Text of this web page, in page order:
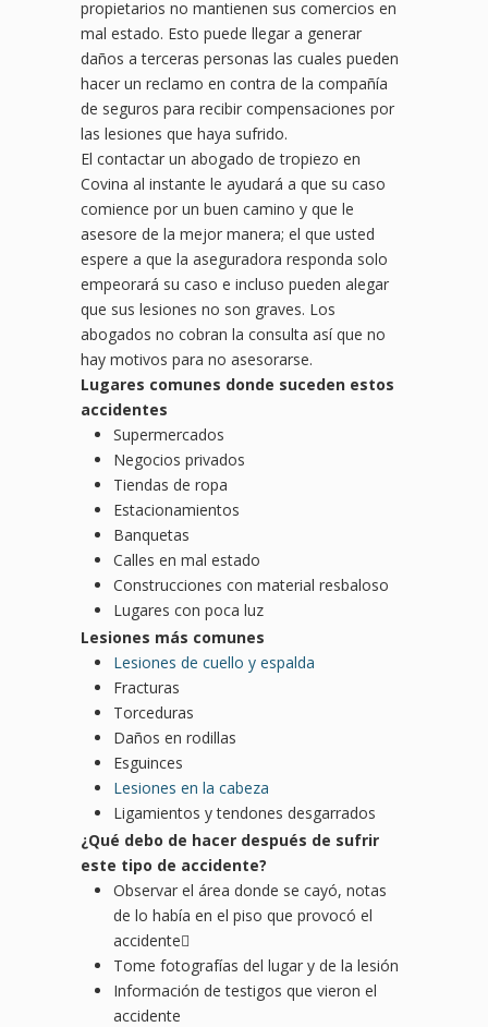
propietarios no mantienen sus comercios en
mal estado. Esto puede llegar a generar
daños a terceras personas las cuales pueden
hacer un reclamo en contra de la compañía
de seguros para recibir compensaciones por
las lesiones que haya sufrido.
El contactar un abogado de tropiezo en
Covina al instante le ayudará a que su caso
comience por un buen camino y que le
asesore de la mejor manera; el que usted
espere a que la aseguradora responda solo
empeorará su caso e incluso pueden alegar
que sus lesiones no son graves. Los
abogados no cobran la consulta así que no
hay motivos para no asesorarse.
Lugares comunes donde suceden estos
accidentes
Supermercados
Negocios privados
Tiendas de ropa
Estacionamientos
Banquetas
Calles en mal estado
Construcciones con material resbaloso
Lugares con poca luz
Lesiones más comunes
Lesiones de cuello y espalda
Fracturas
Torceduras
Daños en rodillas
Esguinces
Lesiones en la cabeza
Ligamientos y tendones desgarrados
¿Qué debo de hacer después de sufrir
este tipo de accidente?
Observar el área donde se cayó, notas
de lo había en el piso que provocó el
accidente
Tome fotografías del lugar y de la lesión
Información de testigos que vieron el
accidente